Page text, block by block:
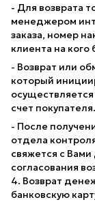
- Для возврата
менеджером
заказа, номер
клиента на
- Возврат или
который
осуществляется
счет покупателя.
- После
отдела
свяжется с
согласования
4. Возврат
банковскую